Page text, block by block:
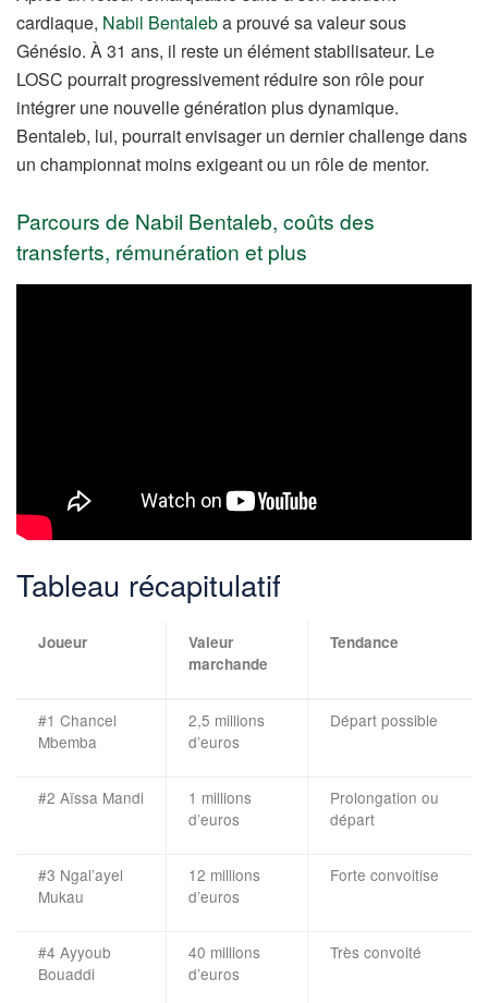
cardiaque, Nabil Bentaleba prouvé sa valeur sous
Génésio. À 31 ans, il reste un élément stabilisateur. Le
LOSC pourrait progressivement réduire son rôle pour
intégrer une nouvelle génération plus dynamique.
Bentaleb, lui, pourrait envisager un dernier challenge dans
un championnat moins exigeant ou un rôle de mentor.
Parcours de Nabil Bentaleb, coûts des
transferts, rémunération et plus
Tableau récapitulatif
Joueur
Valeur
marchande
Tendance
#1 Chancel
Mbemba
2,5 millions
d’euros
Départ possible
#2 Aïssa Mandi
1 millions
d’euros
Prolongation ou
départ
#3 Ngal’ayel
Mukau
12 millions
d’euros
Forte convoitise
#4 Ayyoub
Bouaddi
40 millions
d’euros
Très convoité